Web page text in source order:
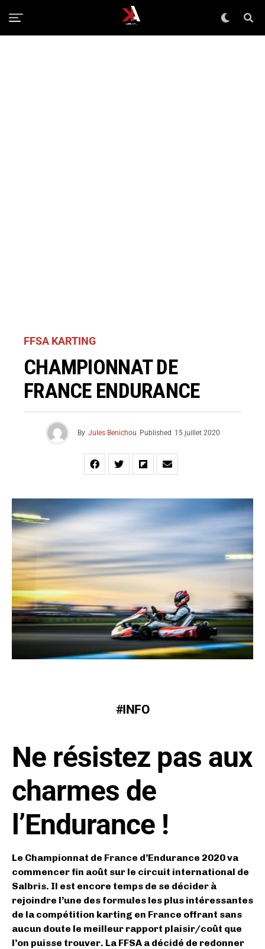
FFSA KARTING
CHAMPIONNAT DE
FRANCE ENDURANCE
By Jules Benichou Published 15 juillet 2020
#INFO
Ne résistez pas aux
charmes de
l’Endurance !
Le Championnat de France d’Endurance 2020 va
commencer fin août sur le circuit international de
Salbris. Il est encore temps de se décider à
rejoindre l’une des formules les plus intéressantes
de la compétition karting en France offrant sans
aucun doute le meilleur rapport plaisir/coût que
l’on puisse trouver. La FFSA a décidé de redonner